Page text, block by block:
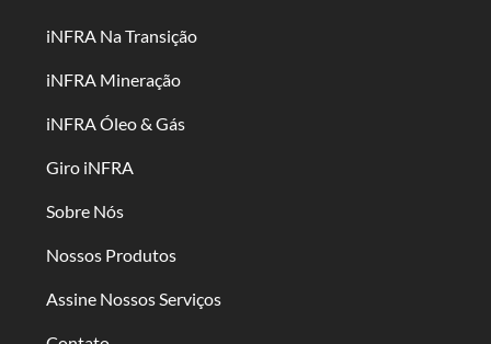
iNFRA Na Transição
iNFRA Mineração
iNFRA Óleo & Gás
Giro iNFRA
Sobre Nós
Nossos Produtos
Assine Nossos Serviços